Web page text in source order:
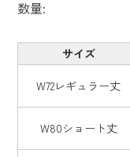
数量:
サイズ
W72レギュラー丈
W80ショート丈